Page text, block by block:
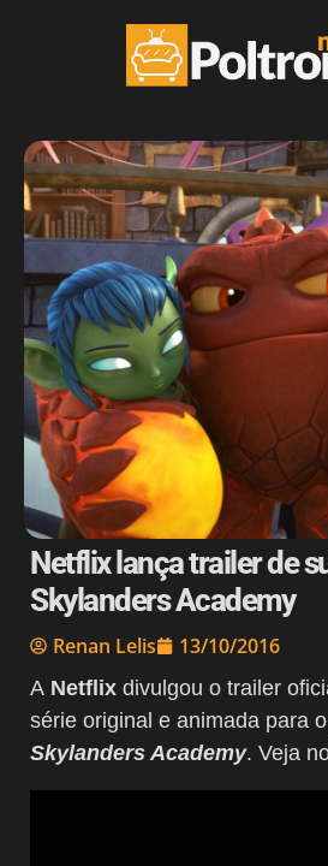
Netflix lança trailer de
Skylanders Academy
Renan Lelis 13/10/2016
A Netflix divulgou o trailer
série original e animada para
Skylanders Academy. Veja